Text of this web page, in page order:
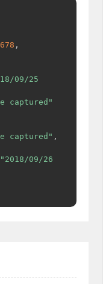
,
09/25
captured"
captured" ,
"2018/09/26